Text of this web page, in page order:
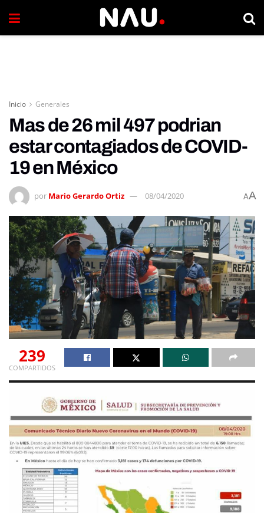
Inicio Generales
Mas de 26 mil 497 podrian
estar contagiados de COVID-
19 en México
por Mario Gerardo Ortiz 08/04/2020 AA
239
COMPARTIDOS